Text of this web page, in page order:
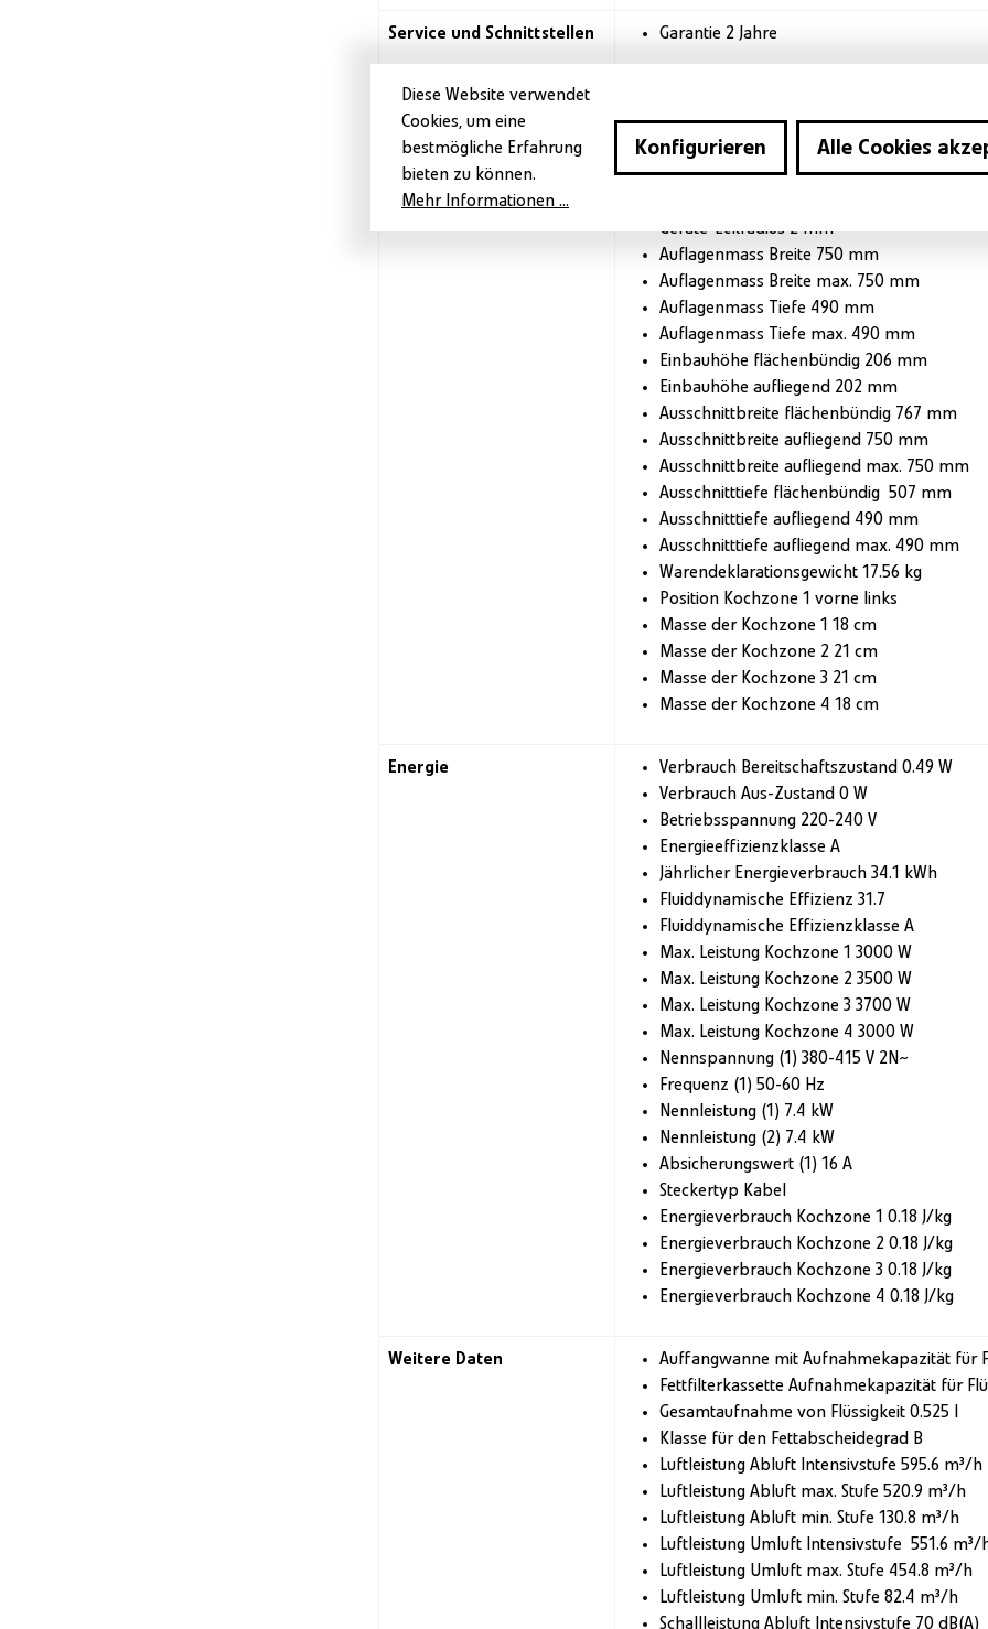
Service und Schnittstellen Garantie 2 Jahre
Masse
Ausschnittradius 5 mm
Gerätehöhe 206 mm
Gerätebreite 761 mm
Geräte-Eckradius 2 mm
Auflagenmass Breite 750 mm
Auflagenmass Breite max. 750 mm
Auflagenmass Tiefe 490 mm
Auflagenmass Tiefe max. 490 mm
Einbauhöhe flächenbündig 206 mm
Einbauhöhe aufliegend 202 mm
Ausschnittbreite flächenbündig 767 mm
Ausschnittbreite aufliegend 750 mm
Ausschnittbreite aufliegend max. 750 mm
Ausschnitttiefe flächenbündig 507 mm
Ausschnitttiefe aufliegend 490 mm
Ausschnitttiefe aufliegend max. 490 mm
Warendeklarationsgewicht 17.56 kg
Position Kochzone 1 vorne links
Masse der Kochzone 1 18 cm
Masse der Kochzone 2 21 cm
Masse der Kochzone 3 21 cm
Masse der Kochzone 4 18 cm
Energie
Verbrauch Bereitschaftszustand 0.49 W
Verbrauch Aus-Zustand 0 W
Betriebsspannung 220-240 V
Energieeffizienzklasse A
Jährlicher Energieverbrauch 34.1 kWh
Fluiddynamische Effizienz 31.7
Fluiddynamische Effizienzklasse A
Max. Leistung Kochzone 1 3000 W
Max. Leistung Kochzone 2 3500 W
Max. Leistung Kochzone 3 3700 W
Max. Leistung Kochzone 4 3000 W
Nennspannung (1) 380-415 V 2N~
Frequenz (1) 50-60 Hz
Nennleistung (1) 7.4 kW
Nennleistung (2) 7.4 kW
Absicherungswert (1) 16 A
Steckertyp Kabel
Energieverbrauch Kochzone 1 0.18 J/kg
Energieverbrauch Kochzone 2 0.18 J/kg
Energieverbrauch Kochzone 3 0.18 J/kg
Energieverbrauch Kochzone 4 0.18 J/kg
Weitere Daten
Auffangwanne mit Aufnahmekapazität für
Fettfilterkassette Aufnahmekapazität für
Gesamtaufnahme von Flüssigkeit 0.525 l
Klasse für den Fettabscheidegrad B
Luftleistung Abluft Intensivstufe 595.6 m³/h
Luftleistung Abluft max. Stufe 520.9 m³/h
Luftleistung Abluft min. Stufe 130.8 m³/h
Luftleistung Umluft Intensivstufe 551.6 m³/
Luftleistung Umluft max. Stufe 454.8 m³/h
Luftleistung Umluft min. Stufe 82.4 m³/h
Schallleistung Abluft Intensivstufe 70 dB(A)
Diese Website verwendet
Cookies, um eine
bestmögliche Erfahrung
bieten zu können.
Mehr Informationen ...
Konfigurieren Alle Cookies